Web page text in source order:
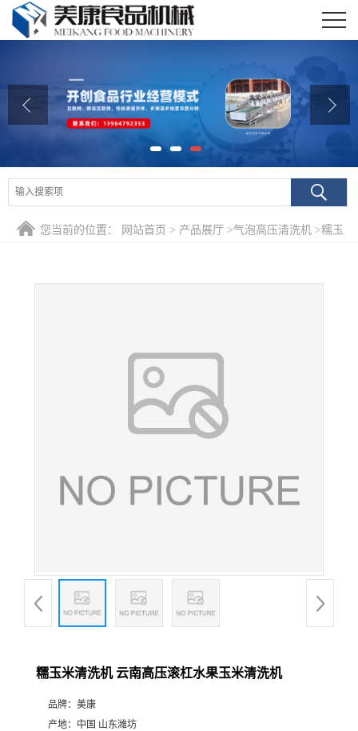
公司介绍
公司动态
产品展厅
联系我们
您当前的位置： 网站首页 > 产品展厅 >气泡高压清洗机 >糯玉
糯玉米清洗机 云南高压滚杠水果玉米清洗机
品牌： 美康
产地： 中国 山东潍坊